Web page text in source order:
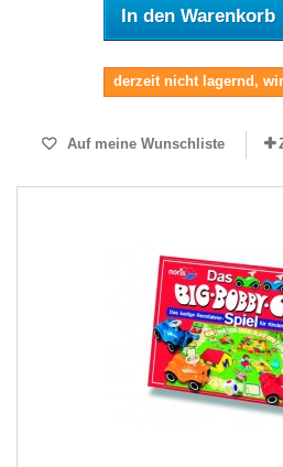
In den Warenkorb
derzeit nicht lagernd,
Auf meine Wunschliste